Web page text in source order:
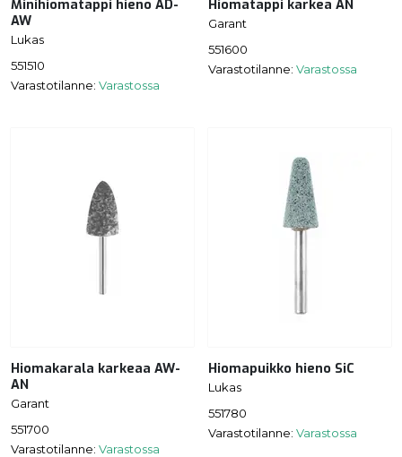
Minihiomatappi hieno AD-
AW
Lukas
551510
Varastotilanne: Varastossa
Hiomatappi karkea AN
Garant
551600
Varastotilanne: Varastossa
Hiomakarala karkeaa AW-
AN
Garant
551700
Varastotilanne: Varastossa
Hiomapuikko hieno SiC
Lukas
551780
Varastotilanne: Varastossa